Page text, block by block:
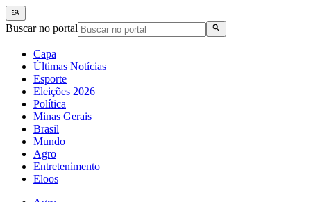
Buscar no portal
Capa
Últimas Notícias
Esporte
Eleições 2026
Política
Minas Gerais
Brasil
Mundo
Agro
Entretenimento
Eloos